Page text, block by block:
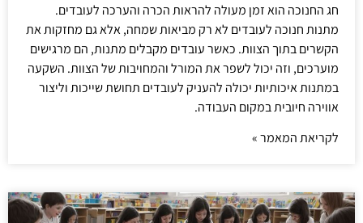
חג החנוכה הוא זמן מעולה להראות הכרה והערכה לעובדים.
מתנות חנוכה לעובדים לא רק מביאות שמחה, אלא גם מחזקות את
הקשרים בתוך הצוות. כאשר עובדים מקבלים מתנות, הם מרגישים
מוערכים, וזה יכול לשפר את המורל והמחויבות של הצוות. השקעה
במתנות איכותיות יכולה להעניק לעובדים תחושת שייכות וליצור
אווירה חיובית במקום העבודה.
לקריאת המאמר »